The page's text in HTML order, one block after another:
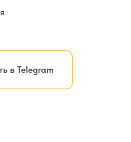
в Telegram